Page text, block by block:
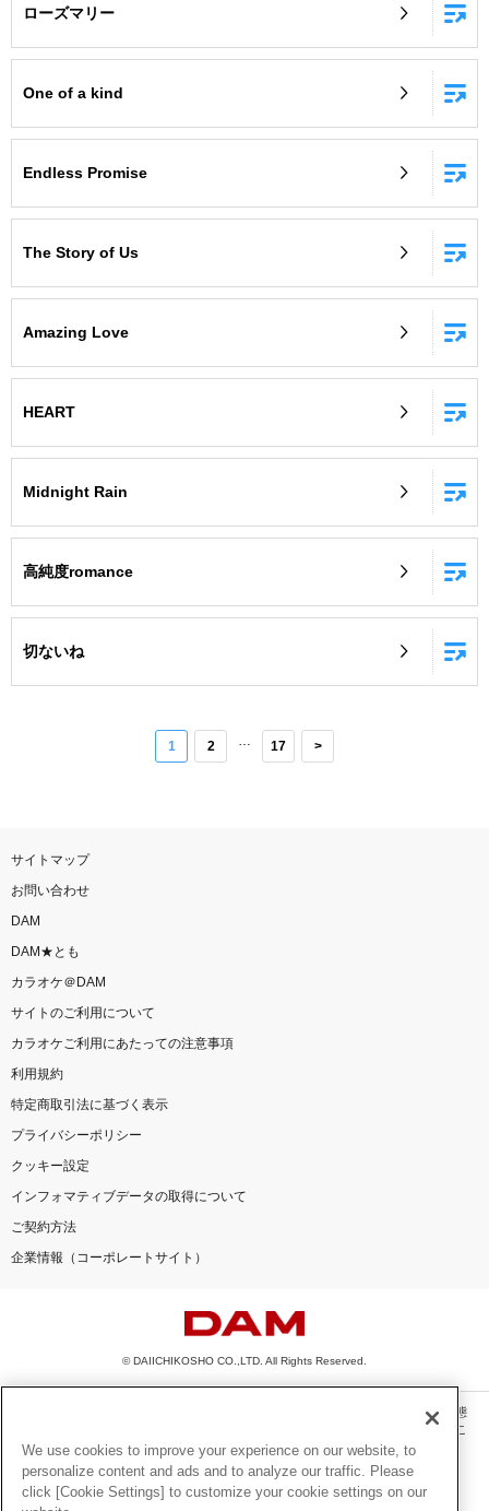
ローズマリー
One of a kind
Endless Promise
The Story of Us
Amazing Love
HEART
Midnight Rain
高純度romance
切ないね
1 2 17 >
サイトマップ
お問い合わせ
DAM
DAM★とも
カラオケ＠DAM
サイトのご利用について
カラオケご利用にあたっての注意事項
利用規約
特定商取引法に基づく表示
プライバシーポリシー
クッキー設定
インフォマティブデータの取得について
ご契約方法
企業情報（コーポレートサイト）
© DAIICHIKOSHO CO.,LTD. All Rights Reserved.
このサイトに掲載されている一切の文章・画像・写真・動画・音声等を、手段や形態
を問わず、著作権法の定める範囲を超えて無断で複製、転載、ファイル化などするこ
とを禁じます。
楽曲及びコンテンツは、機種によりご利用いただけない場合があります。
楽曲及びコンテンツの配信日、配信内容が変更になる場合があります。
We use cookies to improve your experience on our website, to
personalize content and ads and to analyze our traffic. Please
click [Cookie Settings] to customize your cookie settings on our